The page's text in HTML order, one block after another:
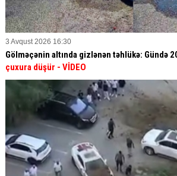
3 Avqust 2026 16:30
Gölməçənin altında gizlənən təhlükə: Gündə
çuxura düşür - VİDEO